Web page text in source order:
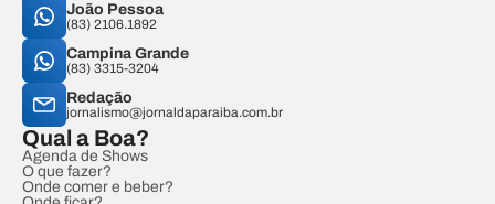
João Pessoa
(83) 2106.1892
Campina Grande
(83) 3315-3204
Redação
jornalismo@jornaldaparaiba.com.br
Qual a Boa?
Agenda de Shows
O que fazer?
Onde comer e beber?